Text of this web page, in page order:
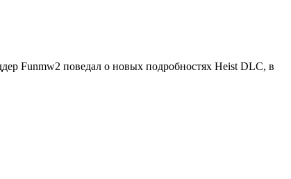
Funmw2 поведал о новых подробностях Heist DLC, в